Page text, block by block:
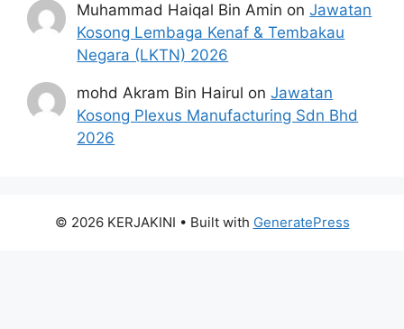
Muhammad Haiqal Bin Amin onJawatan
Kosong Lembaga Kenaf & Tembakau
Negara (LKTN) 2026
mohd Akram Bin Hairul onJawatan
Kosong Plexus Manufacturing Sdn Bhd
2026
© 2026 KERJAKINI • Built with GeneratePress